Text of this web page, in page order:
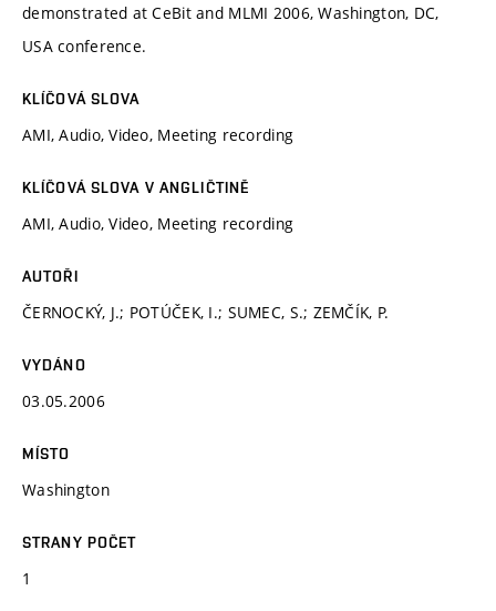
demonstrated at CeBit and MLMI 2006, Washington, DC,
USA conference.
KLÍČOVÁ SLOVA
AMI, Audio, Video, Meeting recording
KLÍČOVÁ SLOVA V ANGLIČTINĚ
AMI, Audio, Video, Meeting recording
AUTOŘI
ČERNOCKÝ, J.; POTÚČEK, I.; SUMEC, S.; ZEMČÍK, P.
VYDÁNO
03.05.2006
MÍSTO
Washington
STRANY POČET
1